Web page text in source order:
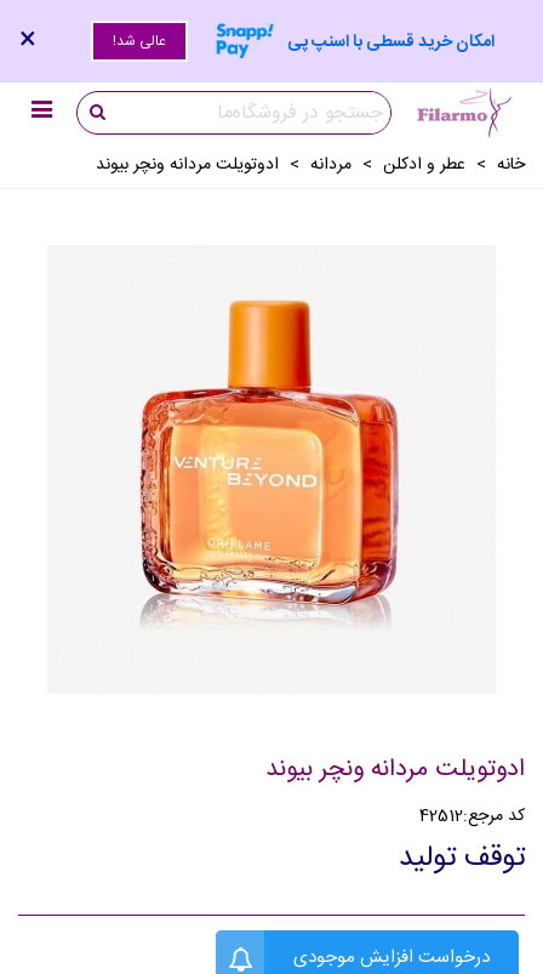
امکان خرید قسطی با اسنپ پی عالی شد! ×
خانه > عطر و ادکلن > مردانه > ادوتویلت مردانه ونچر بیوند
ادوتویلت مردانه ونچر بیوند
کد مرجع:42512
توقف تولید
درخواست افزایش موجودی